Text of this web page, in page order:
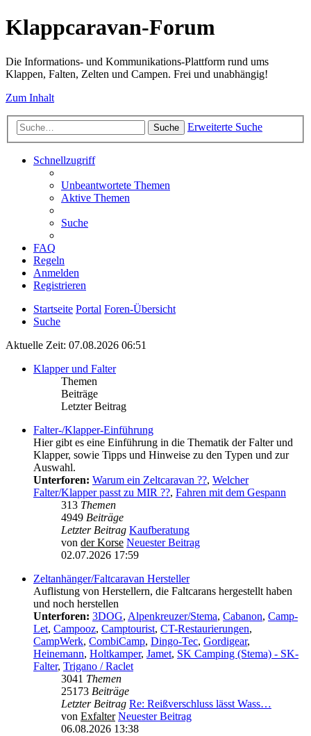
Klappcaravan-Forum
Die Informations- und Kommunikations-Plattform rund ums
Klappen, Falten, Zelten und Campen. Frei und unabhängig!
Zum Inhalt
Suche Erweiterte Suche
Schnellzugriff
Unbeantwortete Themen
Aktive Themen
Suche
FAQ
Regeln
Anmelden
Registrieren
Startseite Portal Foren-Übersicht
Suche
Aktuelle Zeit: 07.08.2026 06:51
Klapper und Falter
Themen
Beiträge
Letzter Beitrag
Falter-/Klapper-Einführung
Hier gibt es eine Einführung in die Thematik der Falter und
Klapper, sowie Tipps und Hinweise zu den Typen und zur
Auswahl.
Unterforen: Warum ein Zeltcaravan ??, Welcher
Falter/Klapper passt zu MIR ??, Fahren mit dem Gespann
313 Themen
4949 Beiträge
Letzter Beitrag Kaufberatung
von der Korse Neuester Beitrag
02.07.2026 17:59
Zeltanhänger/Faltcaravan Hersteller
Auflistung von Herstellern, die Faltcarans hergestellt haben
und noch herstellen
Unterforen: 3DOG, Alpenkreuzer/Stema, Cabanon, Camp-
Let, Campooz, Camptourist, CT-Restaurierungen,
CampWerk, CombiCamp, Dingo-Tec, Gordigear,
Heinemann, Holtkamper, Jamet, SK Camping (Stema) - SK-
Falter, Trigano / Raclet
3041 Themen
25173 Beiträge
Letzter Beitrag Re: Reißverschluss lässt Wass…
von Exfalter Neuester Beitrag
06.08.2026 13:38